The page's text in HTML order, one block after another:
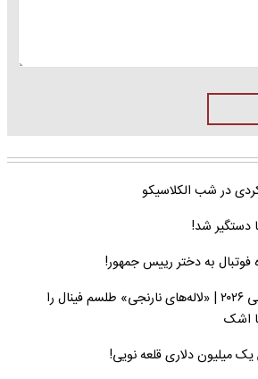
در شب الکلاسیکو
دستگیر شد!
به دختر رییس جمهور!
هلند در آستانه جام جهانی ۲۰۲۶ | «لاله‌های نارنجی» طلسم فینال را
اشک
یک میلیون دلاری قلعه نویی!